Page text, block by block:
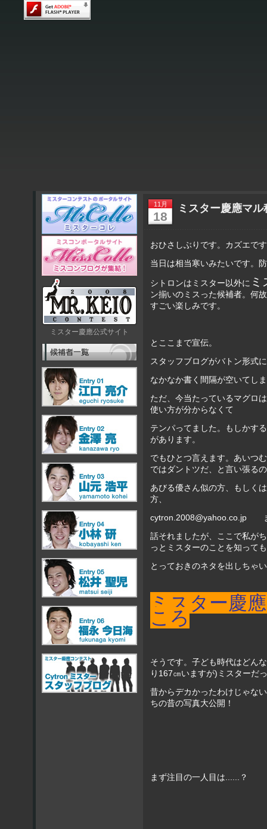
ミスター慶應マ
11月
18
おひさしぶりです。カズエで
当日は相当寒いみたいです。
シトロンはミスター以外に
ン揃いのミスった候補者。何
すごい楽しみです。
とここまで宣伝。
スタッフブログがバトン形式
なかなか書く間隔が空いてし
ただ、今当たっているマグロ
使い方が分からなくて
テンパってました。もしかす
があります。
でもひとつ言えます。あいつ
ではダントツだ、と言い張る
あびる優さん似の方、もしく
方、
cytron.2008@yahoo.co.jp
話それましたが、ここで私が
っとミスターのことを知って
とっておきのネタを出しちゃ
ミスター慶
ころ
そうです。子ども時代はどん
り167㎝いますが)ミスターだ
昔からデカかったわけじゃな
ちの昔の写真大公開！
まず注目の一人目は......？
ミスター慶應公式サイト